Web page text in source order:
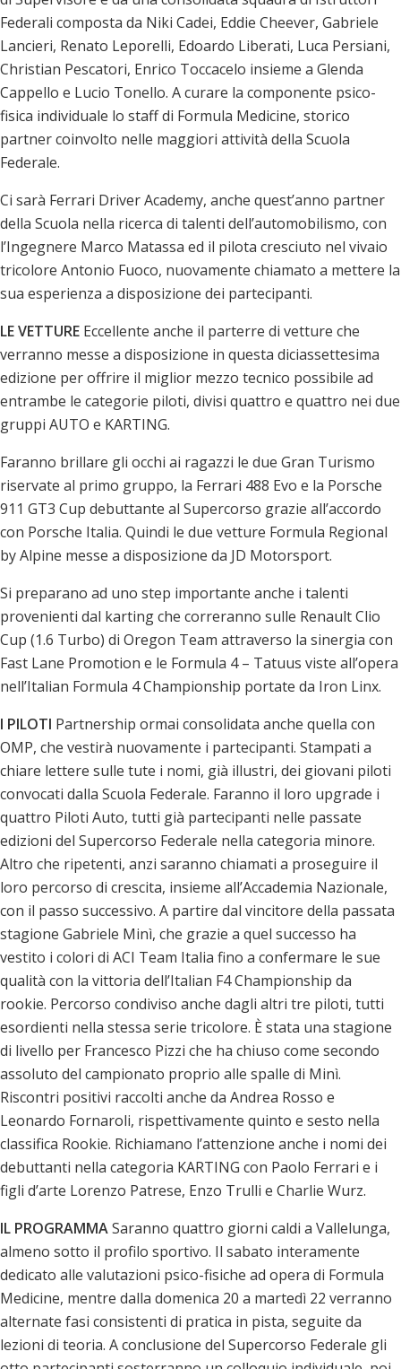
Federali composta da Niki Cadei, Eddie Cheever, Gabriele
Lancieri, Renato Leporelli, Edoardo Liberati, Luca Persiani,
Christian Pescatori, Enrico Toccacelo insieme a Glenda
Cappello e Lucio Tonello. A curare la componente psico-
fisica individuale lo staff di Formula Medicine, storico
partner coinvolto nelle maggiori attività della Scuola
Federale.
Ci sarà Ferrari Driver Academy, anche quest’anno partner
della Scuola nella ricerca di talenti dell’automobilismo, con
l’Ingegnere Marco Matassa ed il pilota cresciuto nel vivaio
tricolore Antonio Fuoco, nuovamente chiamato a mettere la
sua esperienza a disposizione dei partecipanti.
LE VETTURE Eccellente anche il parterre di vetture che
verranno messe a disposizione in questa diciassettesima
edizione per offrire il miglior mezzo tecnico possibile ad
entrambe le categorie piloti, divisi quattro e quattro nei due
gruppi AUTO e KARTING.
Faranno brillare gli occhi ai ragazzi le due Gran Turismo
riservate al primo gruppo, la Ferrari 488 Evo e la Porsche
911 GT3 Cup debuttante al Supercorso grazie all’accordo
con Porsche Italia. Quindi le due vetture Formula Regional
by Alpine messe a disposizione da JD Motorsport.
Si preparano ad uno step importante anche i talenti
provenienti dal karting che correranno sulle Renault Clio
Cup (1.6 Turbo) di Oregon Team attraverso la sinergia con
Fast Lane Promotion e le Formula 4 – Tatuus viste all’opera
nell’Italian Formula 4 Championship portate da Iron Linx.
I PILOTI Partnership ormai consolidata anche quella con
OMP, che vestirà nuovamente i partecipanti. Stampati a
chiare lettere sulle tute i nomi, già illustri, dei giovani piloti
convocati dalla Scuola Federale. Faranno il loro upgrade i
quattro Piloti Auto, tutti già partecipanti nelle passate
edizioni del Supercorso Federale nella categoria minore.
Altro che ripetenti, anzi saranno chiamati a proseguire il
loro percorso di crescita, insieme all’Accademia Nazionale,
con il passo successivo. A partire dal vincitore della passata
stagione Gabriele Minì, che grazie a quel successo ha
vestito i colori di ACI Team Italia fino a confermare le sue
qualità con la vittoria dell’Italian F4 Championship da
rookie. Percorso condiviso anche dagli altri tre piloti, tutti
esordienti nella stessa serie tricolore. È stata una stagione
di livello per Francesco Pizzi che ha chiuso come secondo
assoluto del campionato proprio alle spalle di Minì.
Riscontri positivi raccolti anche da Andrea Rosso e
Leonardo Fornaroli, rispettivamente quinto e sesto nella
classifica Rookie. Richiamano l’attenzione anche i nomi dei
debuttanti nella categoria KARTING con Paolo Ferrari e i
figli d’arte Lorenzo Patrese, Enzo Trulli e Charlie Wurz.
IL PROGRAMMASaranno quattro giorni caldi a Vallelunga,
almeno sotto il profilo sportivo. Il sabato interamente
dedicato alle valutazioni psico-fisiche ad opera di Formula
Medicine, mentre dalla domenica 20 a martedì 22 verranno
alternate fasi consistenti di pratica in pista, seguite da
lezioni di teoria. A conclusione del Supercorso Federale gli